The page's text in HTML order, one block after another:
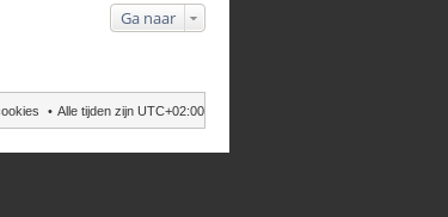
Ga naar
Alle tijden zijn UTC+02:00